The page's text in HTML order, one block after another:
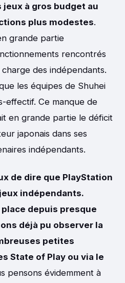
à gros budget au
plus modestes.
grande partie
rencontrés
des indépendants.
les équipes de Shuhei
effectif. Ce manque de
en grande partie le déficit
japonais dans ses
indépendants.
de dire que PlayStation
indépendants.
depuis presque
déjà pu observer la
petites
State of Play ou via le
pensons évidemment à